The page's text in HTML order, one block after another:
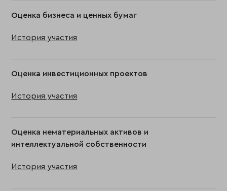
Оценка бизнеса и ценных бумаг
История участия
Оценка инвестиционных проектов
История участия
Оценка нематериальных активов и
интеллектуальной собственности
История участия